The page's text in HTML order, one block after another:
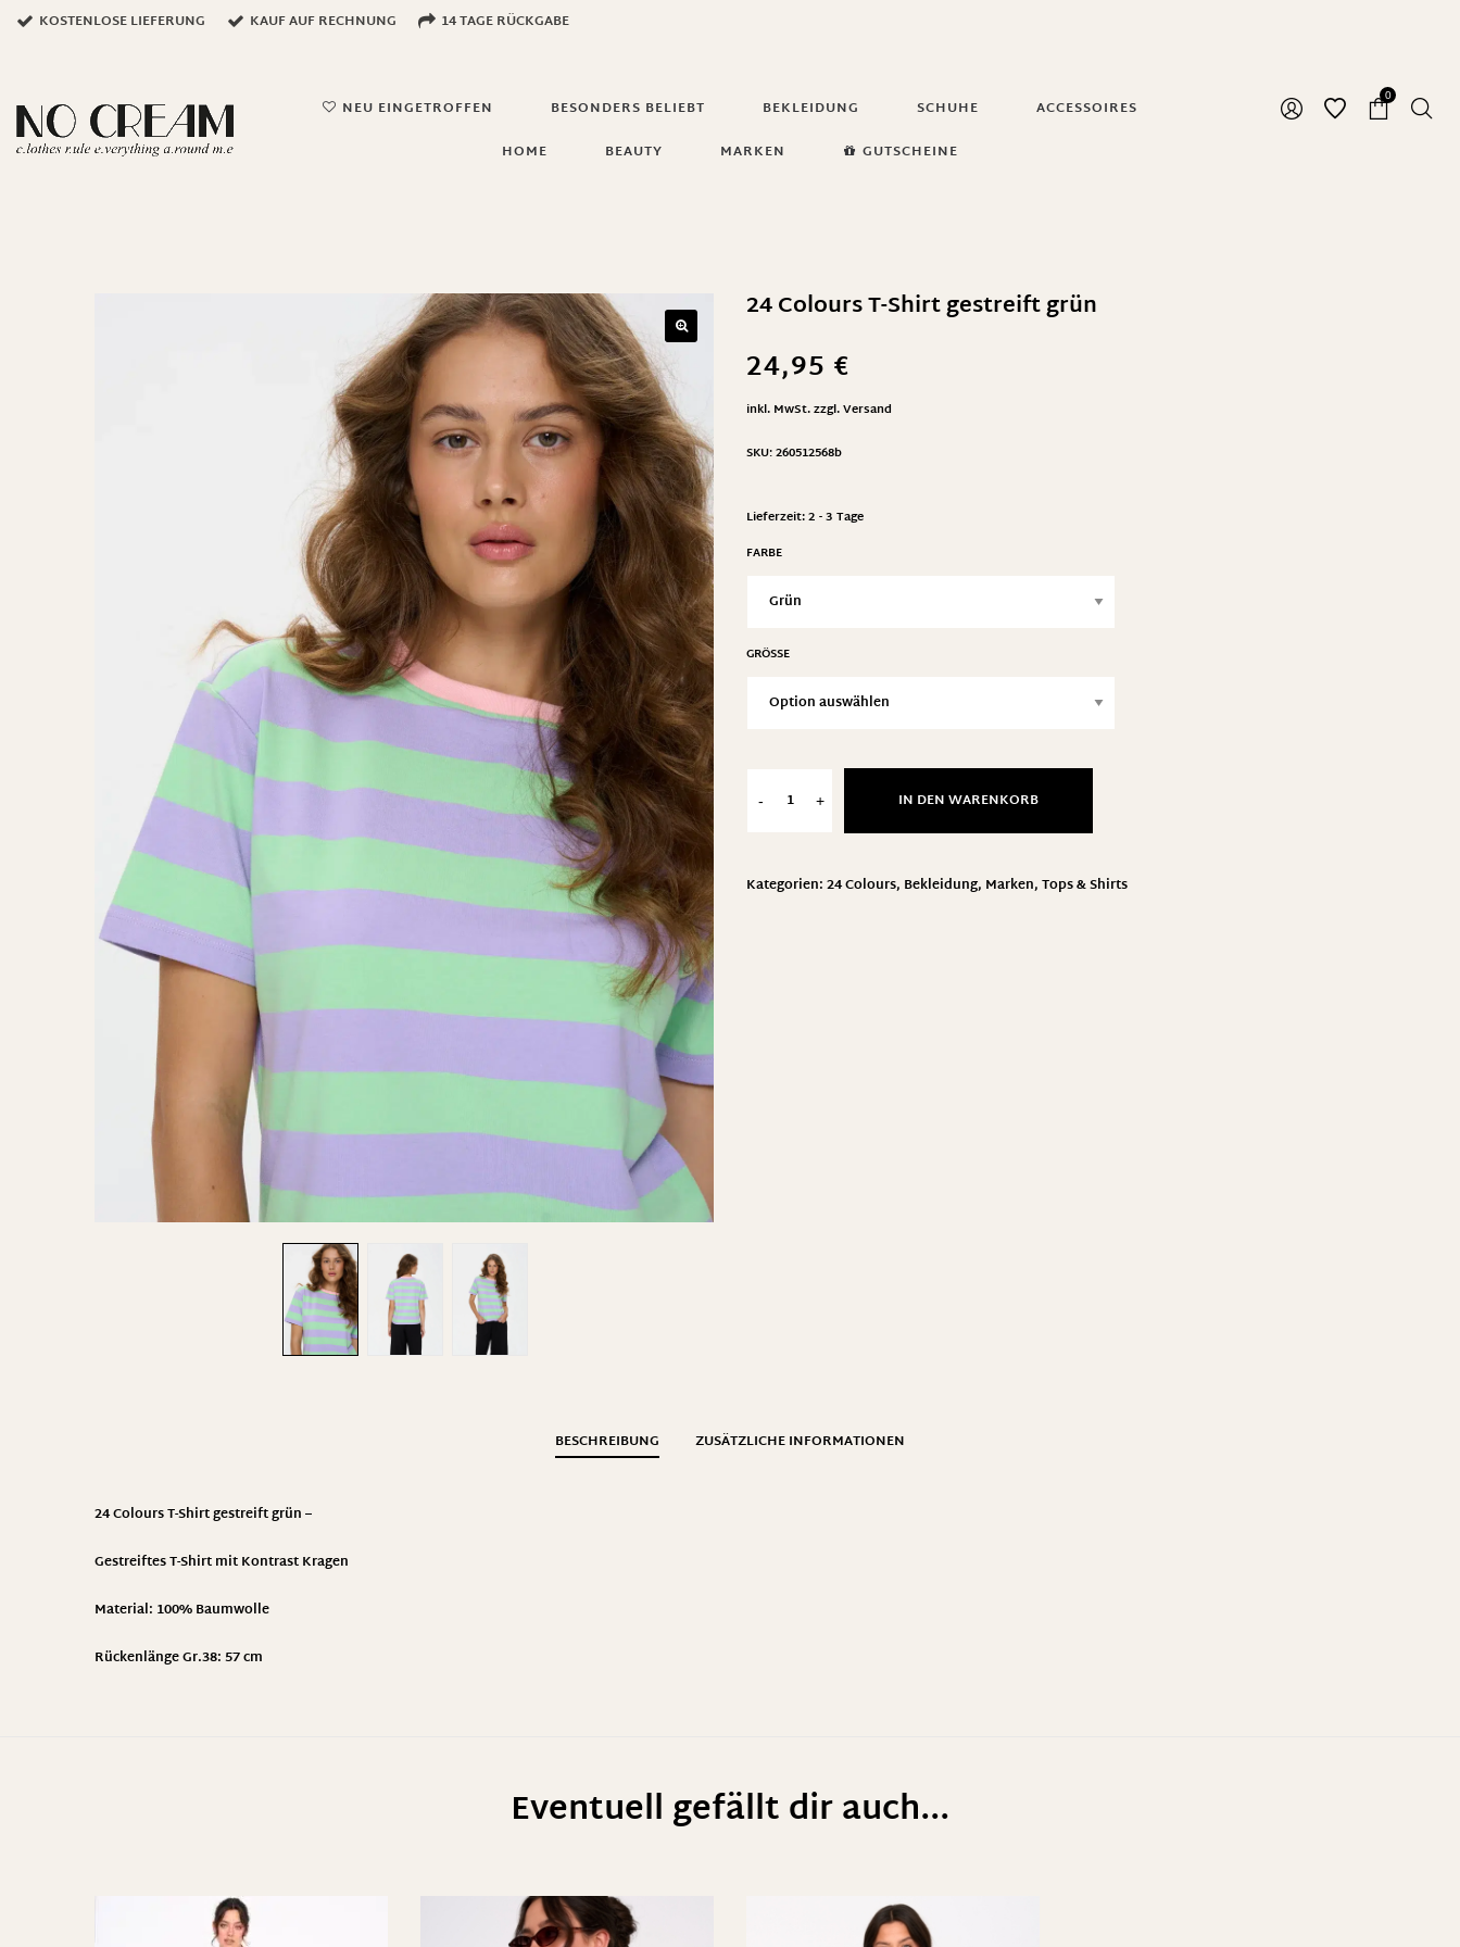
KOSTENLOSE LIEFERUNG KAUF AUF RECHNUNG 14 TAGE RÜCKGABE
NEU EINGETROFFEN BESONDERS BELIEBT BEKLEIDUNG SCHUHE
ACCESSOIRES
HOME
BEAUTY MARKEN GUTSCHEINE
0
24 Colours T-Shirt gestreift grün
24,95 €
inkl. MwSt.zzgl.Versand
SKU:260512568b
Lieferzeit:2 - 3 Tage
FARBE
GRÖSSE
- + IN DEN WARENKORB
Kategorien:24 Colours, Bekleidung, Marken,Tops & Shirts
BESCHREIBUNG ZUSÄTZLICHE INFORMATIONEN
24 Colours T-Shirt gestreift grün –
Gestreiftes T-Shirt mit Kontrast Kragen
Material: 100% Baumwolle
Rückenlänge Gr.38: 57 cm
Eventuell gefällt dir auch...